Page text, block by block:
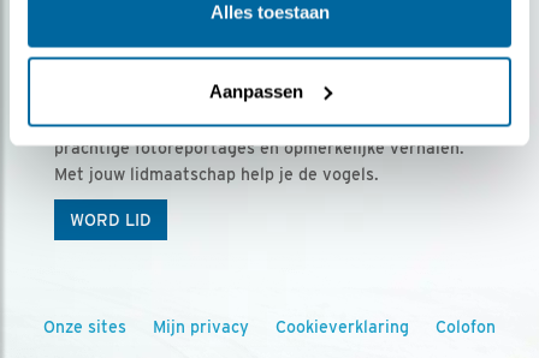
Alles toestaan
Aanpassen
Ontvang 5 x Vogels voor € 36,00 per jaar
Vogels is het tijdschrift voor onze leden, met
prachtige fotoreportages en opmerkelijke verhalen.
Met jouw lidmaatschap help je de vogels.
WORD LID
Onze sites Mijn privacy Cookieverklaring Colofon